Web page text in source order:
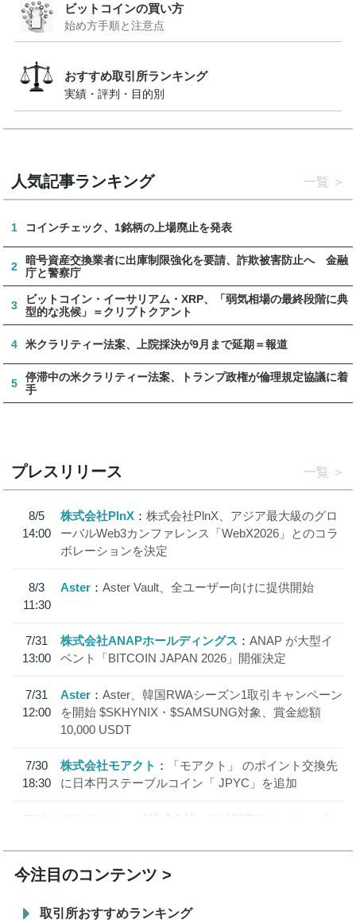
ビットコインの買い方
始め方手順と注意点
おすすめ取引所ランキング
実績・評判・目的別
人気記事ランキング 一覧
1 コインチェック、1銘柄の上場廃止を発表
2
暗号資産交換業者に出庫制限強化を要請、詐欺被害防止へ 金融
庁と警察庁
3
ビットコイン・イーサリアム・XRP、「弱気相場の最終段階に典
型的な兆候」＝クリプトクアント
4 米クラリティー法案、上院採決が9月まで延期＝報道
5
停滞中の米クラリティー法案、トランプ政権が倫理規定協議に着
手
プレスリリース 一覧
8/5
14:00
株式会社PlnX
株式会社PlnX、アジア最大級のグロ
ーバルWeb3カンファレンス「WebX2026」とのコラ
ボレーションを決定
8/3
11:30
Aster Aster Vault、全ユーザー向けに提供開始
7/31
13:00
株式会社ANAPホールディングス
ANAP が大型イ
ベント「BITCOIN JAPAN 2026」開催決定
7/31
12:00
Aster
Aster、韓国RWAシーズン1取引キャンペーン
を開始 $SKHYNIX・$SAMSUNG対象、賞金総額
10,000 USDT
7/30
18:30
株式会社モアクト
「モアクト」 のポイント交換先
に日本円ステーブルコイン「 JPYC」を追加
7/29
SBI VCトレード株式会社
信託型円建てステーブル
今注目のコンテンツ
取引所おすすめランキング